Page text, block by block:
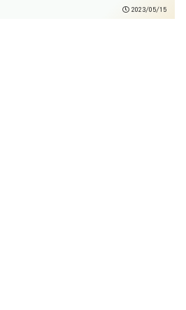
2023/05/15